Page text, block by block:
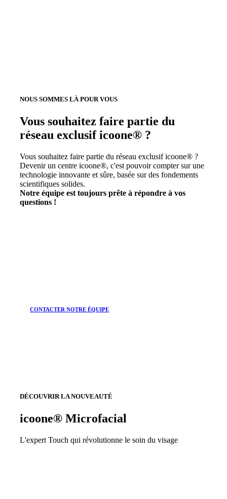
NOUS SOMMES LÀ POUR VOUS
Vous souhaitez faire partie du
réseau exclusif icoone® ?
Vous souhaitez faire partie du réseau exclusif icoone® ?
Devenir un centre icoone®, c'est pouvoir compter sur une
technologie innovante et sûre, basée sur des fondements
scientifiques solides.
Notre équipe est toujours prête à répondre à vos
questions !
CONTACTER NOTRE ÉQUIPE
DÉCOUVRIR LA NOUVEAUTÉ
icoone® Microfacial
L'expert Touch qui révolutionne le soin du visage